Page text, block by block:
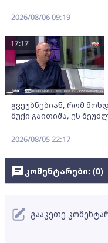
2026/08/06 09:19
გვეუბნებიან, რომ
შუქი გაითიშა, ეს
17:17
2026/08/05 22:17
კომენტარები: (0)
გააკეთე